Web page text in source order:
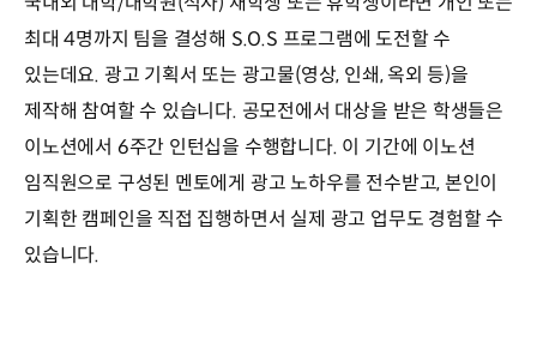
최대 4명까지 팀을 결성해 S.O.S 프로그램에 도전할 수
있는데요. 광고 기획서 또는 광고물(영상, 인쇄, 옥외 등)을
제작해 참여할 수 있습니다. 공모전에서 대상을 받은 학생들은
이노션에서 6주간 인턴십을 수행합니다. 이 기간에 이노션
임직원으로 구성된 멘토에게 광고 노하우를 전수받고, 본인이
기획한 캠페인을 직접 집행하면서 실제 광고 업무도 경험할 수
있습니다.